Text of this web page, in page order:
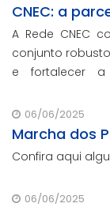
CNEC: a
A Rede CNEC
conjunto
e fortalecer a
que não
06/06/2025
Marcha dos
Confira aqui
06/06/2025